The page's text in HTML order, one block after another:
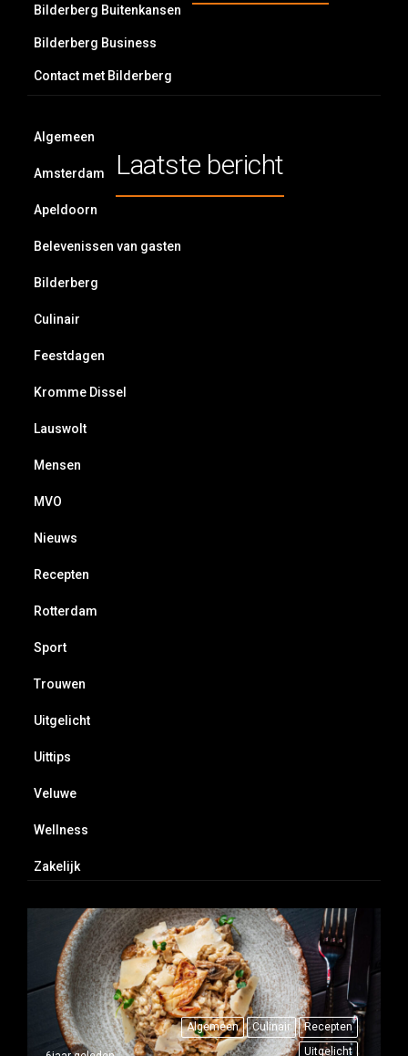
Bilderberg Buitenkansen
Bilderberg Business
Contact met Bilderberg
Algemeen
Amsterdam
Apeldoorn
Belevenissen van gasten
Bilderberg
Culinair
Feestdagen
Kromme Dissel
Lauswolt
Mensen
MVO
Nieuws
Recepten
Rotterdam
Sport
Trouwen
Uitgelicht
Uittips
Veluwe
Wellness
Zakelijk
Laatste bericht
Algemeen Culinair
Recepten
Uitgelicht